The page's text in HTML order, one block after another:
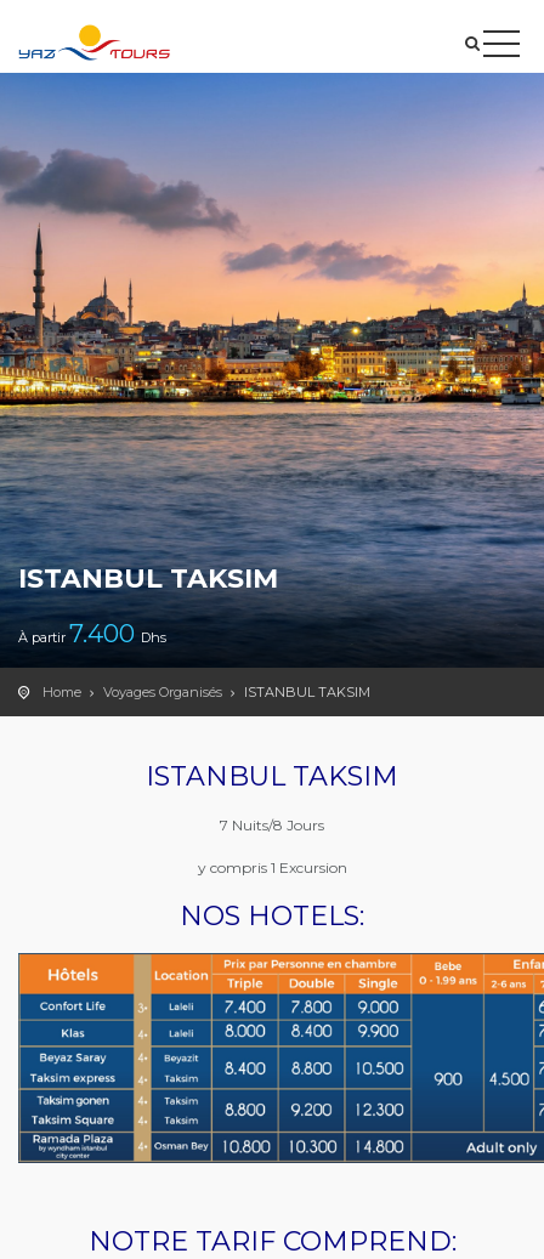
ISTANBUL TAKSIM
À partir 7.400 Dhs
Home Voyages Organisés ISTANBUL TAKSIM
ISTANBUL TAKSIM
7 Nuits/8 Jours
y compris 1 Excursion
NOS HOTELS:
NOTRE TARIF COMPREND: